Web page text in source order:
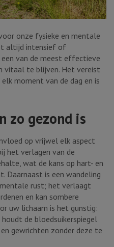
onze fysieke en mentale
altijd intensief of
een van de meest effectieve
vitaal te blijven. Het vereist
moment van de dag en is
zo gezond is
op vrijwel elk aspect
het verlagen van de
wat de kans op hart- en
Daarnaast is een wandeling
rust; het verlaagt
en kan sombere
uw lichaam is het gunstig:
de bloedsuikerspiegel
gewrichten zonder deze te